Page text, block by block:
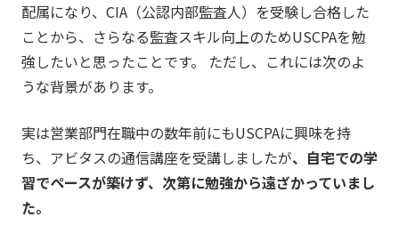
配属になり、CIA（公認内部監査人）を受験し合格した
ことから、さらなる監査スキル向上のためUSCPAを勉
強したいと思ったことです。 ただし、これには次のよ
うな背景があります。
実は営業部門在職中の数年前にもUSCPAに興味を持
ち、アビタスの通信講座を受講しましたが、自宅での学
習でペースが築けず、次第に勉強から遠ざかっていまし
た。